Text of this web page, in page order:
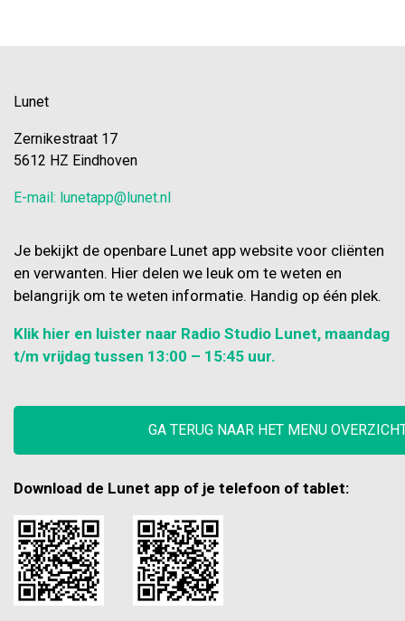
Lunet
Zernikestraat 17
5612 HZ Eindhoven
E-mail: lunetapp@lunet.nl
Je bekijkt de openbare Lunet app website voor cliënten
en verwanten. Hier delen we leuk om te weten en
belangrijk om te weten informatie. Handig op één plek.
Klik hier en luister naar Radio Studio Lunet, maandag
t/m vrijdag tussen 13:00 – 15:45 uur.
GA TERUG NAAR HET MENU
Download de Lunet app of je telefoon of tablet: